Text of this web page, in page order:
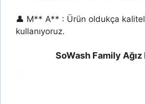
👤 M** A** : Ürün oldukça
kullanıyoruz.
SoWash Family Ağız